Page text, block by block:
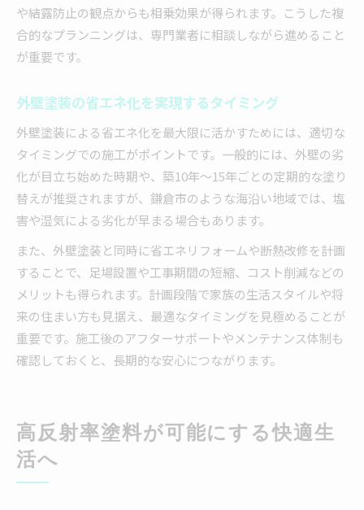
や結露防止の観点からも相乗効果が得られます。こうした複
合的なプランニングは、専門業者に相談しながら進めること
が重要です。
外壁塗装の省エネ化を実現するタイミング
外壁塗装による省エネ化を最大限に活かすためには、適切な
タイミングでの施工がポイントです。一般的には、外壁の劣
化が目立ち始めた時期や、築10年～15年ごとの定期的な塗り
替えが推奨されますが、鎌倉市のような海沿い地域では、塩
害や湿気による劣化が早まる場合もあります。
また、外壁塗装と同時に省エネリフォームや断熱改修を計画
することで、足場設置や工事期間の短縮、コスト削減などの
メリットも得られます。計画段階で家族の生活スタイルや将
来の住まい方も見据え、最適なタイミングを見極めることが
重要です。施工後のアフターサポートやメンテナンス体制も
確認しておくと、長期的な安心につながります。
高反射率塗料が可能にする快適生
活へ